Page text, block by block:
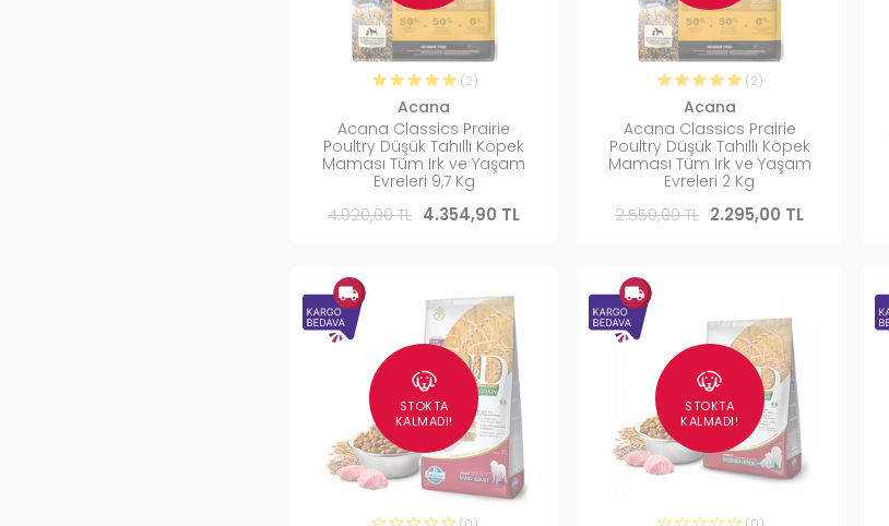
(2)
Acana
Acana Classics Prairie
Poultry Düşük Tahıllı Köpek
Maması Tüm Irk ve Yaşam
Evreleri 9,7 Kg
4.920,00 TL 4.354,90 TL
(2)
Acana
Acana Classics Prairie
Poultry Düşük Tahıllı Köpek
Maması Tüm Irk ve Yaşam
Evreleri 2 Kg
2.550,00 TL 2.295,00 TL
STOKTA
KALMADI!
STOKTA
KALMADI!